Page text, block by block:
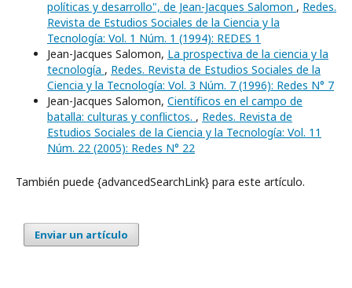
políticas y desarrollo", de Jean-Jacques Salomon , Redes.
Revista de Estudios Sociales de la Ciencia y la
Tecnología: Vol. 1 Núm. 1 (1994): REDES 1
Jean-Jacques Salomon, La prospectiva de la ciencia y la
tecnología , Redes. Revista de Estudios Sociales de la
Ciencia y la Tecnología: Vol. 3 Núm. 7 (1996): Redes N° 7
Jean-Jacques Salomon, Científicos en el campo de
batalla: culturas y conflictos. , Redes. Revista de
Estudios Sociales de la Ciencia y la Tecnología: Vol. 11
Núm. 22 (2005): Redes N° 22
También puede {advancedSearchLink} para este artículo.
Enviar un artículo